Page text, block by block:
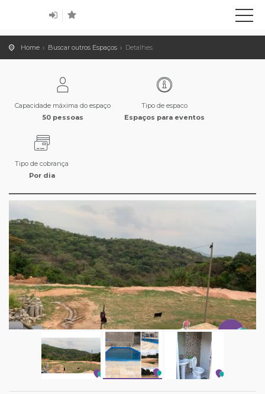
Home Buscar outros Espaços Detalhes
Capacidade máxima do espaço
50 pessoas
Tipo de espaco
Espaços para eventos
Tipo de cobrança
Por dia